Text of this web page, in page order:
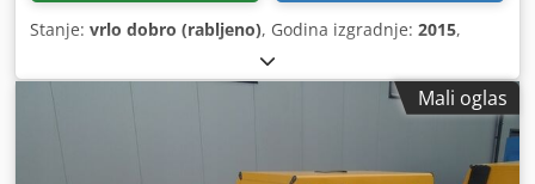
Stanje: vrlo dobro (rabljeno), Godina izgradnje: 2015,
Mali oglas